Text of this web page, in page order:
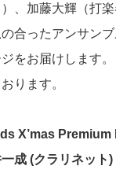
、加藤大輝（打
合ったアンサン
をお届けします
ります。
X’mas Premium
成 (クラリネッ